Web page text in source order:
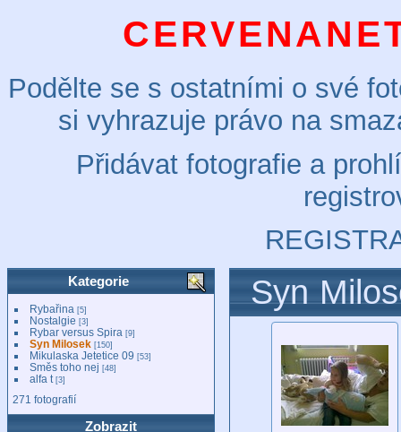
Podělte se s ostatními o své
si vyhrazuje právo na
Přidávat fotografie a
Kategorie
Rybařina [5]
Nostalgie [3]
Rybar versus Spira [9]
Syn Milosek [150]
Mikulaska Jetetice 09 [53]
Směs toho nej [48]
alfa t [3]
271 fotografií
Zobrazit
Syn